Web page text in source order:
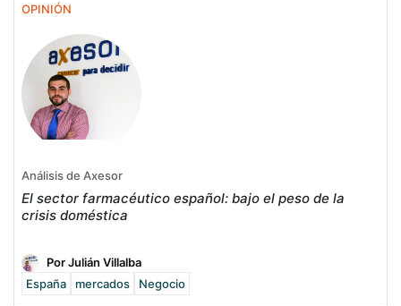
OPINIÓN
Análisis de Axesor
El sector farmacéutico español: bajo el peso de la
crisis doméstica
Por Julián Villalba
España
mercados Negocio